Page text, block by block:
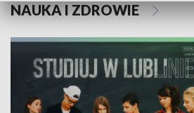
NAUKA I ZDROWIE